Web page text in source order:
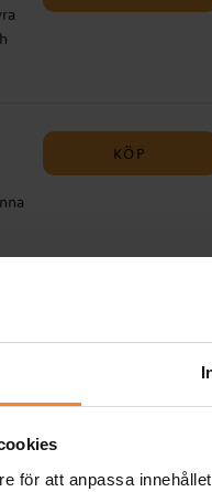
för att anpassa
KÖP
för
KÖP